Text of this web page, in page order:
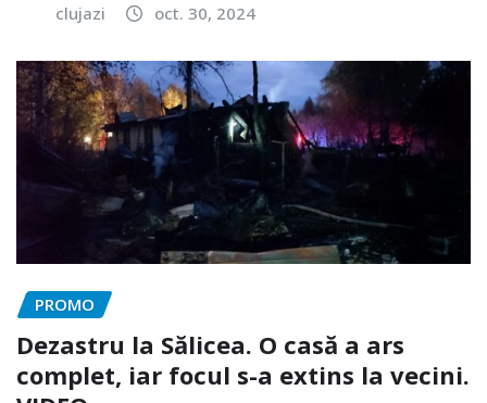
clujazi oct. 30, 2024
PROMO
Dezastru la Sălicea. O casă a ars
complet, iar focul s-a extins la vecini.